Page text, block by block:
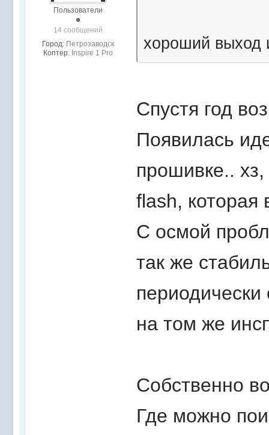
Пользователи
14 сообщений
Город: Петрозаводск
Коптер: Inspire 1 Pro
хороший выход
Спустя год
Появилась
прошивке..
flash, которая
С осмой
так же
периодически
на том же
Собственно
Где можно